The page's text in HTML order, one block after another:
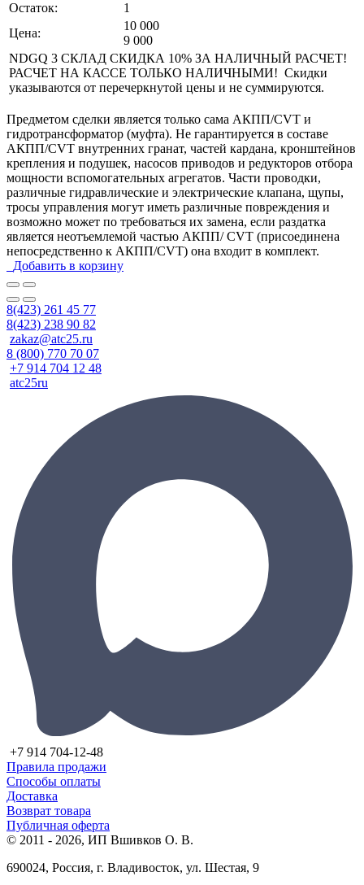
Остаток:
1
Цена:
10 000
9 000
NDGQ 3 СКЛАД СКИДКА 10% ЗА НАЛИЧНЫЙ РАСЧЕТ!
РАСЧЕТ НА КАССЕ ТОЛЬКО НАЛИЧНЫМИ! Скидки
указываются от перечеркнутой цены и не суммируются.
Предметом сделки является только сама АКПП/CVT и
гидротрансформатор (муфта). Не гарантируется в составе
АКПП/CVT внутренних гранат, частей кардана, кронштейнов
крепления и подушек, насосов приводов и редукторов отбора
мощности вспомогательных агрегатов. Части проводки,
различные гидравлические и электрические клапана, щупы,
тросы управления могут иметь различные повреждения и
возможно может по требоваться их замена, если раздатка
является неотъемлемой частью АКПП/ CVT (присоединена
непосредственно к АКПП/CVT) она входит в комплект.
Добавить в корзину
8(423) 261 45 77
8(423) 238 90 82
zakaz@atc25.ru
8 (800) 770 70 07
+7 914 704 12 48
atc25ru
+7 914 704-12-48
Правила продажи
Способы оплаты
Доставка
Возврат товара
Публичная оферта
© 2011 - 2026, ИП Вшивков О. В.
690024, Россия, г. Владивосток, ул. Шестая, 9